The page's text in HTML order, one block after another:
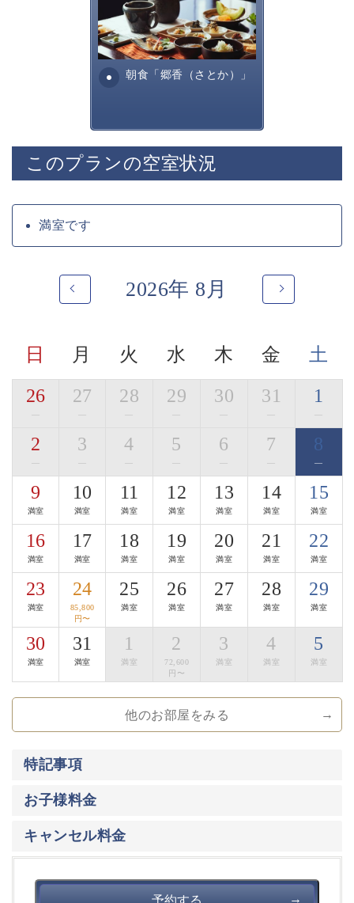
■お食事「萃の膳」
旬の美味しく安全な食材を信州諏訪らしい調理方法で提
供いたします。
諏訪の地酒や味噌、醤油といった
※苦手なものやアレルギー食材については事前にお申し
付けくださいませ。
・ご夕食「寛ぎの膳」
地場の旨味、和の旨味で寛ぎのお食事をお愉しみくださ
季節ごとに変わる名物の土鍋ご飯や自家製の信州蕎麦も
・ご朝食「郷香（さとか）」
お粥、出汁巻きたまご、焼き魚…。
ご用意しております。
・「木曽漆器のお箸」使用体験
ご夕食時には、木曽平沢の老舗「荻村漆器店」の木曽漆
器のお箸をご用意。
3種からお好みの一膳を選び、料理とともに日本の手仕
事を体感いただけます。
■地酒Bar
夜８時以降は、囲炉裏茶の間が地酒Barになります。
諏訪は、酒蔵が数多くある事でも有名な地。
おつまみは、地酒Barだけの信州サーモンの燻製、
漬物、長門牧場のチーズの盛り合わせなどをご用意して
おります。
【萃sui-諏訪湖】のこだわりにご興味をお持ち頂けまし
大切な方と集い、そして寛ぎの時間をお過ごし下さいま
せ。
朝食「郷香（さとか）」
田舎を懐かしむような、そし
て身体に優しいお食事内容と
なっております。お粥・出汁
巻きたまご、焼き魚・・...
このプランの空室状況
満室です
2026年 8月
日 月 火 水 木 金
土
26
—
27
—
28
—
29
—
30
—
31
—
1
—
2
—
3
—
4
—
5
—
6
—
7
—
8
—
9
満室
10
満室
11
満室
12
満室
13
満室
14
満室
15
満室
16
満室
17
満室
18
満室
19
満室
20
満室
21
満室
22
満室
23
満室
24
85,800
円〜
25
満室
26
満室
27
満室
28
満室
29
満室
30
満室
31
満室
1
満室
2
72,600
円〜
3
満室
4
満室
5
満室
他のお部屋をみる
特記事項
お子様料金
キャンセル料金
予約する